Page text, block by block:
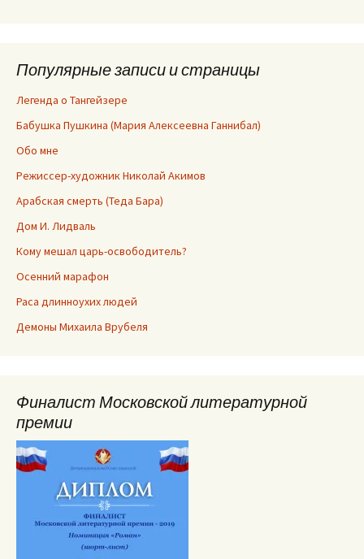
Популярные записи и страницы
Легенда о Тангейзере
Бабушка Пушкина (Мария Алексеевна Ганнибал)
Обо мне
Режиссер-художник Николай Акимов
Арабская смерть (Теда Бара)
Дом И. Лидваль
Кому мешал царь-освободитель?
Осенний марафон
Раса длинноухих людей
Демоны Михаила Врубеля
Финалист Московской литературной
премии